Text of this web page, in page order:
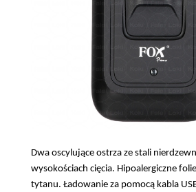
Dwa oscylujące ostrza ze stali
wysokościach cięcia. Hipoalergiczne
tytanu. Ładowanie za pomocą kabla